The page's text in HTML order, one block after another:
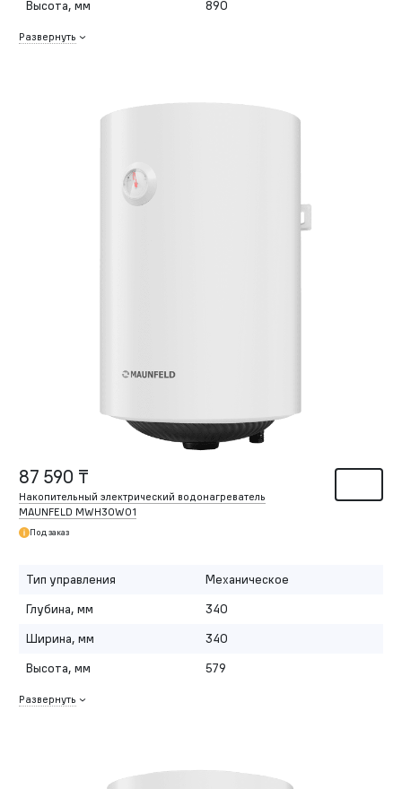
Высота, мм
890
Развернуть
87 590 ₸
Накопительный электрический водонагреватель
MAUNFELD MWH30W01
Под заказ
Тип управления
Механическое
Глубина, мм
340
Ширина, мм
340
Высота, мм
579
Развернуть